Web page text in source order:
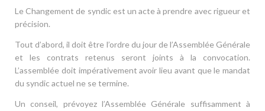
Le Changement de syndic est un acte à prendre avec rigueur et
précision.
Tout d’abord, il doit être l’ordre du jour de l’Assemblée Générale
et les contrats retenus seront joints à la convocation.
L’assemblée doit impérativement avoir lieu avant que le mandat
du syndic actuel ne se termine.
Un conseil, prévoyez l’Assemblée Générale suffisamment à